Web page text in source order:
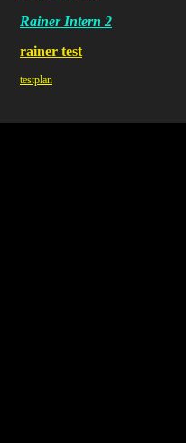
Rainer Intern 2
rainer test
testplan